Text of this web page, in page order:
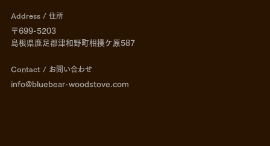
Address / 住所
〒699-5203
島根県鹿足郡津和野町相撲ケ原587
Contact / お問い合わせ
info@bluebear-woodstove.com